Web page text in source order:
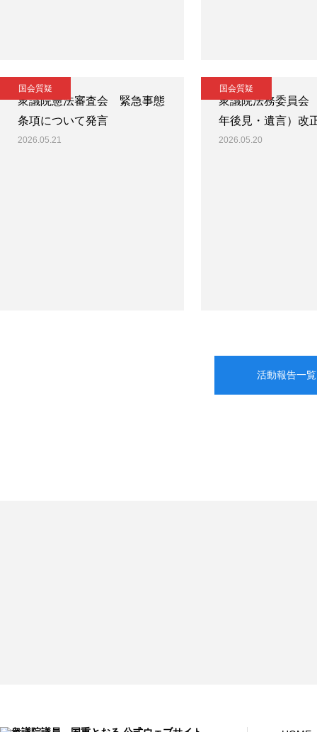
国会質疑
衆議院憲法審査会 緊急事態
条項について発言
2026.05.21
国会質疑
衆議院法務委員
年後見・遺言）改
2026.05.20
活動報告一覧